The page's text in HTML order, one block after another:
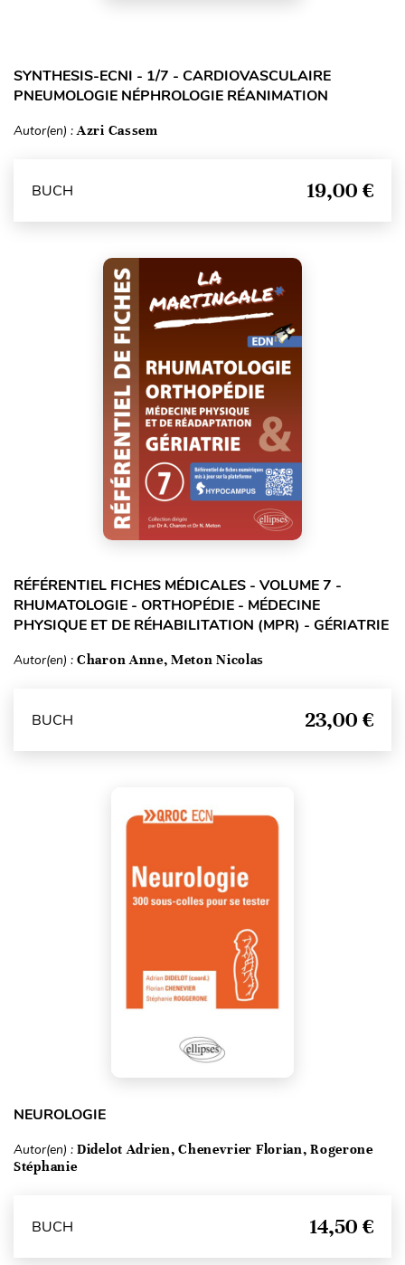
SYNTHESIS-ECNI - 1/7 - CARDIOVASCULAIRE
PNEUMOLOGIE NÉPHROLOGIE RÉANIMATION
Autor(en) :Azri Cassem
BUCH 19,00 €
RÉFÉRENTIEL FICHES MÉDICALES - VOLUME 7 -
RHUMATOLOGIE - ORTHOPÉDIE - MÉDECINE
PHYSIQUE ET DE RÉHABILITATION (MPR) - GÉRIATRIE
Autor(en) : Charon Anne, Meton Nicolas
BUCH 23,00 €
NEUROLOGIE
Autor(en) : Didelot Adrien, Chenevrier Florian, Rogerone
Stéphanie
BUCH 14,50 €